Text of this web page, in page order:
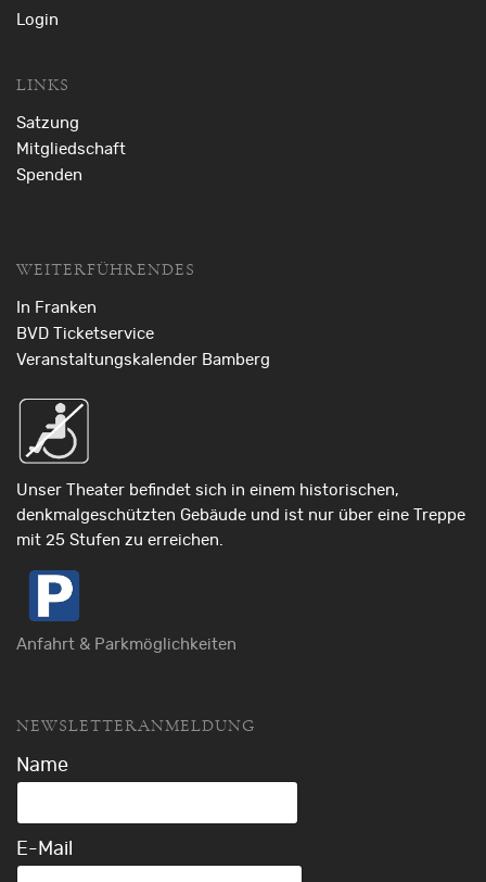
Login
LINKS
Satzung
Mitgliedschaft
Spenden
WEITERFÜHRENDES
In Franken
BVD Ticketservice
Veranstaltungskalender Bamberg
Unser Theater befindet sich in einem historischen,
denkmalgeschützten Gebäude und ist nur über eine Treppe
mit 25 Stufen zu erreichen.
Anfahrt & Parkmöglichkeiten
NEWSLETTERANMELDUNG
Name
E-Mail